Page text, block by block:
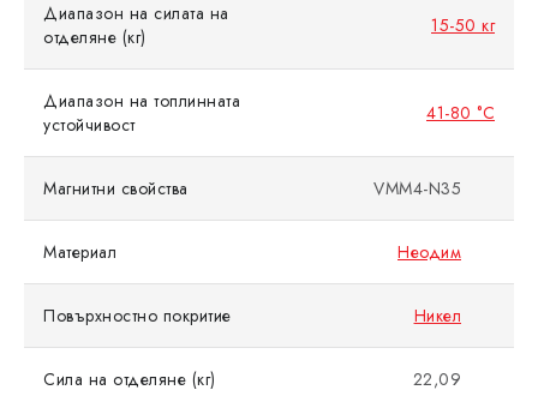
Диапазон на силата на
отделяне (кг)
15-50 кг
Диапазон на топлинната
устойчивост
41-80 °C
Магнитни свойства VMM4-N35
Материал Неодим
Повърхностно покритие Никел
Сила на отделяне (кг) 22,09